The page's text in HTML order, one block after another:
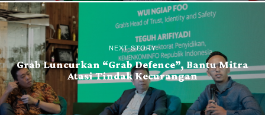
NEXT STORY
Grab Luncurkan “Grab Defence”, Bantu Mitra
Atasi Tindak Kecurangan